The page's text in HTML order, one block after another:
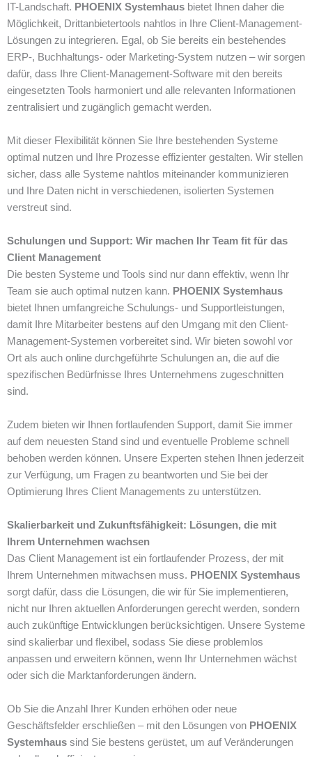
IT-Landschaft. PHOENIX Systemhaus bietet Ihnen daher die
Möglichkeit, Drittanbietertools nahtlos in Ihre Client-Management-
Lösungen zu integrieren. Egal, ob Sie bereits ein bestehendes
ERP-, Buchhaltungs- oder Marketing-System nutzen – wir sorgen
dafür, dass Ihre Client-Management-Software mit den bereits
eingesetzten Tools harmoniert und alle relevanten Informationen
zentralisiert und zugänglich gemacht werden.
Mit dieser Flexibilität können Sie Ihre bestehenden Systeme
optimal nutzen und Ihre Prozesse effizienter gestalten. Wir stellen
sicher, dass alle Systeme nahtlos miteinander kommunizieren
und Ihre Daten nicht in verschiedenen, isolierten Systemen
verstreut sind.
Schulungen und Support: Wir machen Ihr Team fit für das
Client Management
Die besten Systeme und Tools sind nur dann effektiv, wenn Ihr
Team sie auch optimal nutzen kann. PHOENIX Systemhaus
bietet Ihnen umfangreiche Schulungs- und Supportleistungen,
damit Ihre Mitarbeiter bestens auf den Umgang mit den Client-
Management-Systemen vorbereitet sind. Wir bieten sowohl vor
Ort als auch online durchgeführte Schulungen an, die auf die
spezifischen Bedürfnisse Ihres Unternehmens zugeschnitten
sind.
Zudem bieten wir Ihnen fortlaufenden Support, damit Sie immer
auf dem neuesten Stand sind und eventuelle Probleme schnell
behoben werden können. Unsere Experten stehen Ihnen jederzeit
zur Verfügung, um Fragen zu beantworten und Sie bei der
Optimierung Ihres Client Managements zu unterstützen.
Skalierbarkeit und Zukunftsfähigkeit: Lösungen, die mit
Ihrem Unternehmen wachsen
Das Client Management ist ein fortlaufender Prozess, der mit
Ihrem Unternehmen mitwachsen muss. PHOENIX Systemhaus
sorgt dafür, dass die Lösungen, die wir für Sie implementieren,
nicht nur Ihren aktuellen Anforderungen gerecht werden, sondern
auch zukünftige Entwicklungen berücksichtigen. Unsere Systeme
sind skalierbar und flexibel, sodass Sie diese problemlos
anpassen und erweitern können, wenn Ihr Unternehmen wächst
oder sich die Marktanforderungen ändern.
Ob Sie die Anzahl Ihrer Kunden erhöhen oder neue
Geschäftsfelder erschließen – mit den Lösungen von PHOENIX
Systemhaus sind Sie bestens gerüstet, um auf Veränderungen